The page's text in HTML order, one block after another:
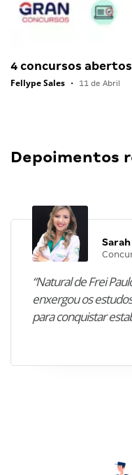
4 concursos
Fellype Sales • 11 de Abril
Depoimentos
Sarah
“Natural de Frei
enxergou os
para conquistar